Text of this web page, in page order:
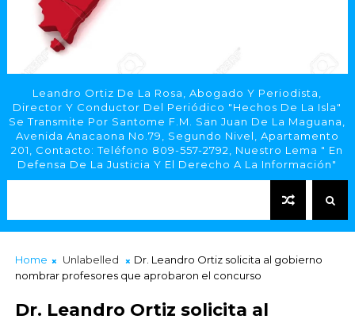
Leandro Ortiz De La Rosa, Abogado Y Periodista,
Director Y Conductor Del Periódico "Hechos De La Isla"
Se Transmite Por Santome F.M. San Juan De La Maguana,
Avenida Anacaona No.79, Segundo Nivel, Apartamento
201, Contacto: Teléfono 809-557-2792, Nuestro Lema " En
Defensa De La Justicia Y El Derecho A La Información"
Home Unlabelled
Dr. Leandro Ortiz solicita al gobierno
nombrar profesores que aprobaron el concurso
Dr. Leandro Ortiz solicita al